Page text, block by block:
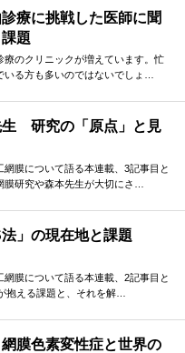
療に挑戦した医師に聞
題
のクリニックが増えています。忙
る方も多いのではないでしょ…
生 研究の「原点」と見
膜について語る本連載、3記事目と
研究や森本先生が大切にさ…
」の現在地と課題
膜について語る本連載、2記事目と
抱える課題と、それを解…
膜色素変性症と世界の